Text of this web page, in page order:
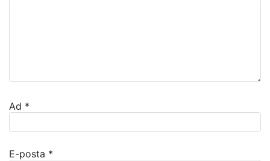
Ad *
E-posta *